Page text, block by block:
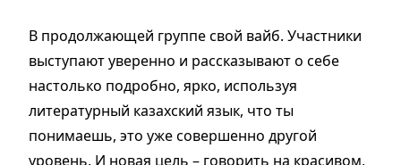
В продолжающей группе свой вайб. Участники
выступают уверенно и рассказывают о себе
настолько подробно, ярко, используя
литературный казахский язык, что ты
понимаешь, это уже совершенно другой
уровень. И новая цель – говорить на красивом,